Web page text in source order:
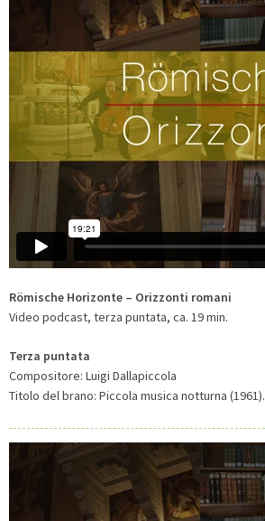
Römische Horizonte – Orizzonti romani
Video podcast, terza puntata, ca. 19 min.
Terza puntata
Compositore: Luigi Dallapiccola
Titolo del brano: Piccola musica notturna (1961).